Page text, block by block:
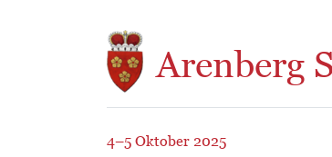
Arenberg
4–5 Oktober 2025